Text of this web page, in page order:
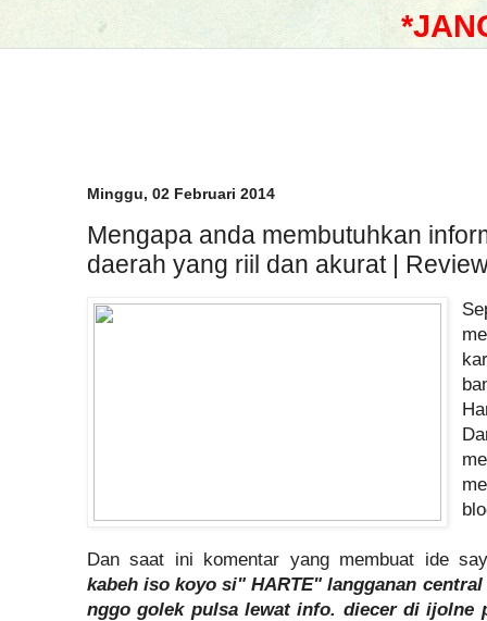
Minggu, 02 Februari 2014
Mengapa anda membutuhkan
daerah yang riil dan akurat |
Dan saat ini komentar yang membuat ide
kabeh iso koyo si" HARTE" langganan
nggo golek pulsa lewat info. diecer di ijolne